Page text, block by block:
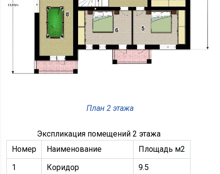
План 2 этажа
Экспликация помещений 2 этажа
Номер
Наименование
Площадь м2
1
Коридор
9.5